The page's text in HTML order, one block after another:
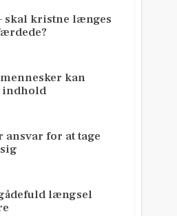
skal kristne længes
kan
ansvar for at tage
længsel